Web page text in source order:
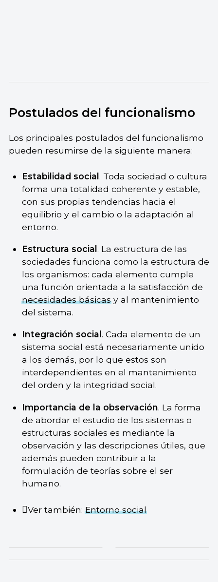
Postulados del funcionalismo
Los principales postulados del funcionalismo
pueden resumirse de la siguiente manera:
Estabilidad social . Toda sociedad o cultura
forma una totalidad coherente y estable,
con sus propias tendencias hacia el
equilibrio y el cambio o la adaptación al
entorno.
Estructura social . La estructura de las
sociedades funciona como la estructura de
los organismos: cada elemento cumple
una función orientada a la satisfacción de
necesidades básicasy al mantenimiento
del sistema.
Integración social . Cada elemento de un
sistema social está necesariamente unido
a los demás, por lo que estos son
interdependientes en el mantenimiento
del orden y la integridad social.
Importancia de la observación. La forma
de abordar el estudio de los sistemas o
estructuras sociales es mediante la
observación y las descripciones útiles, que
además pueden contribuir a la
formulación de teorías sobre el ser
humano.
Ver también:Entorno social